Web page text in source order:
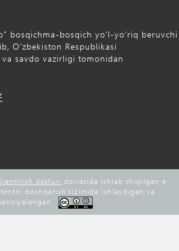
bosqichma-bosqich yo‘l-yo‘riq beruvchi
O‘zbekiston Respublikasi
savdo vazirligi tomonidan
dasturi doirasida ishlab chiqilgan e-
boshqarish tizimida ishlaydigan va